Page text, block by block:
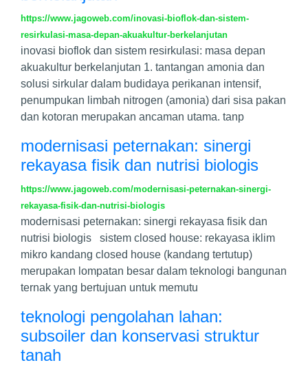
https://www.jagoweb.com/inovasi-bioflok-dan-sistem-
resirkulasi-masa-depan-akuakultur-berkelanjutan
inovasi bioflok dan sistem resirkulasi: masa depan
akuakultur berkelanjutan 1. tantangan amonia dan
solusi sirkular dalam budidaya perikanan intensif,
penumpukan limbah nitrogen (amonia) dari sisa pakan
dan kotoran merupakan ancaman utama. tanp
modernisasi peternakan: sinergi
rekayasa fisik dan nutrisi biologis
https://www.jagoweb.com/modernisasi-peternakan-sinergi-
rekayasa-fisik-dan-nutrisi-biologis
modernisasi peternakan: sinergi rekayasa fisik dan
nutrisi biologis sistem closed house: rekayasa iklim
mikro kandang closed house (kandang tertutup)
merupakan lompatan besar dalam teknologi bangunan
ternak yang bertujuan untuk memutu
teknologi pengolahan lahan:
subsoiler dan konservasi struktur
tanah